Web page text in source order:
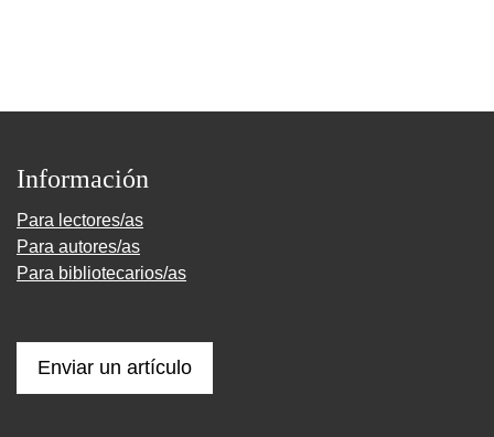
Información
Para lectores/as
Para autores/as
Para bibliotecarios/as
Enviar un artículo